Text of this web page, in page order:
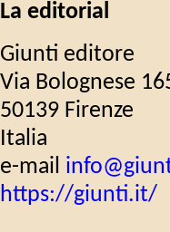
La editorial
Giunti editore
Via Bolognese
50139 Firenze
Italia
e-mail
https://giunti.it/